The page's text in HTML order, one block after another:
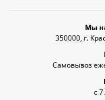
Мы
350000, г.
Самовывоз
с